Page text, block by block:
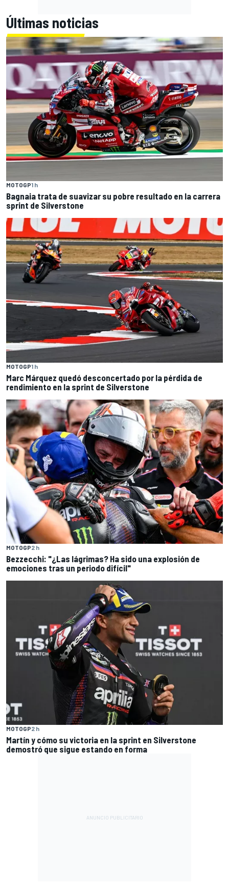
Últimas noticias
MOTOGP1 h
Bagnaia trata de suavizar su pobre resultado en la carrera
sprint de Silverstone
MOTOGP1 h
Marc Márquez quedó desconcertado por la pérdida de
rendimiento en la sprint de Silverstone
MOTOGP2 h
Bezzecchi: "¿Las lágrimas? Ha sido una explosión de
emociones tras un periodo difícil"
MOTOGP2 h
Martín y cómo su victoria en la sprint en Silverstone
demostró que sigue estando en forma